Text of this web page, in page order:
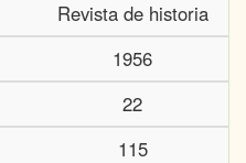
Revista de historia
1956
22
115